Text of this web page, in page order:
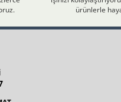
ürünlerle